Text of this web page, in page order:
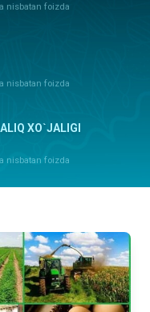
nisbatan foizda
nisbatan foizda
XO`JALIGI
nisbatan foizda
nisbatan foizda